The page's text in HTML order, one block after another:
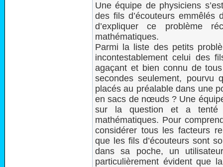
Une équipe de physiciens
des fils d’écouteurs
d’expliquer ce problème
mathématiques.
Parmi la liste des petits
incontestablement celui des
agaçant et bien connu de
secondes seulement, pourvu
placés au préalable dans une
en sacs de nœuds ? Une
sur la question et a tenté
mathématiques. Pour
considérer tous les facteurs
que les fils d’écouteurs sont
dans sa poche, un
particulièrement évident que